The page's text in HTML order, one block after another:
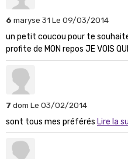
6 maryse 31 Le 09/03/2014
un petit coucou pour te
profite de MON repos JE VOIS
7 dom Le 03/02/2014
sont tous mes préférés Lire la